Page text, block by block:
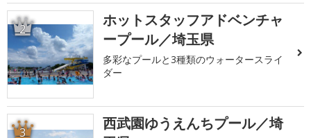
2
ホットスタッフアドベンチャ
ープール／埼玉県
多彩なプールと3種類のウォータースライ
ダー
3
西武園ゆうえんちプール／埼